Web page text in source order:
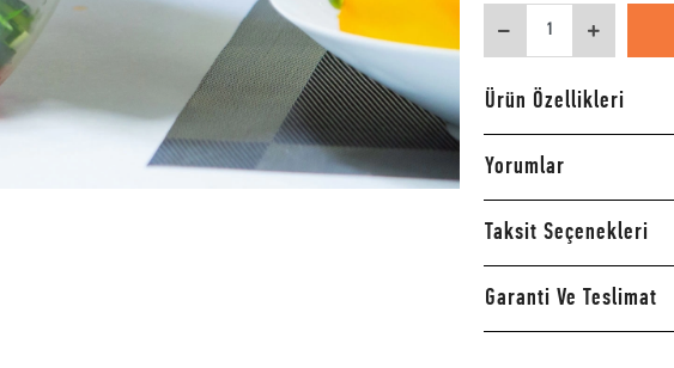
Ürün Özellikleri
Yorumlar
Taksit Seçenekleri
Garanti Ve Teslimat